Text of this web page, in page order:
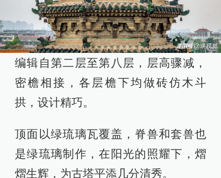
编辑自第二层至第八层，层高骤减，
密檐相接，各层檐下均做砖仿木斗
拱，设计精巧。
顶面以绿琉璃瓦覆盖，脊兽和套兽也
是绿琉璃制作，在阳光的照耀下，熠
熠生辉，为古塔平添几分清秀。